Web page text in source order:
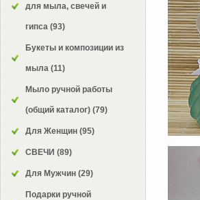
для мыла, свечей и
гипса (93)
Букеты и композиции из
мыла (11)
Мыло ручной работы
(общий каталог) (79)
Для Женщин (95)
СВЕЧИ (89)
Для Мужчин (29)
Подарки ручной